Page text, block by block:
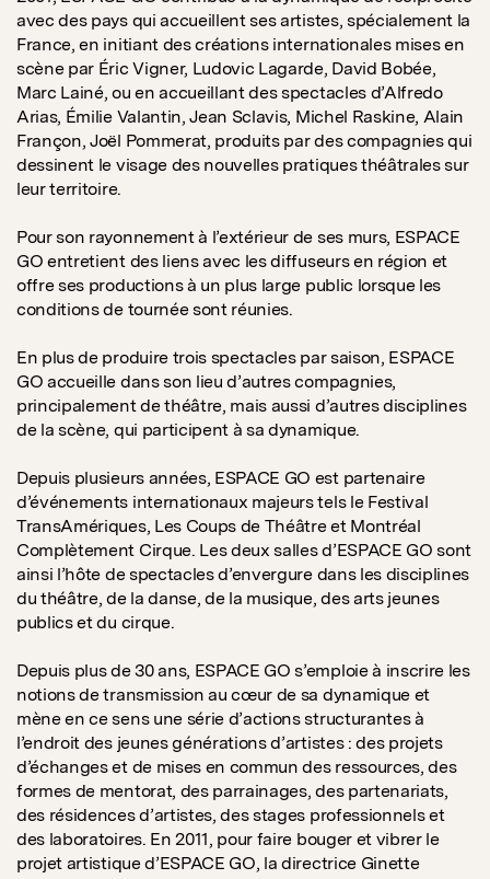
avec des pays qui accueillent ses artistes, spécialement la
France, en initiant des créations internationales mises en
scène par Éric Vigner, Ludovic Lagarde, David Bobée,
Marc Lainé, ou en accueillant des spectacles d’Alfredo
Arias, Émilie Valantin, Jean Sclavis, Michel Raskine, Alain
Françon, Joël Pommerat, produits par des compagnies qui
dessinent le visage des nouvelles pratiques théâtrales sur
leur territoire.
Pour son rayonnement à l’extérieur de ses murs, ESPACE
GO entretient des liens avec les diffuseurs en région et
offre ses productions à un plus large public lorsque les
conditions de tournée sont réunies.
En plus de produire trois spectacles par saison, ESPACE
GO accueille dans son lieu d’autres compagnies,
principalement de théâtre, mais aussi d’autres disciplines
de la scène, qui participent à sa dynamique.
Depuis plusieurs années, ESPACE GO est partenaire
d’événements internationaux majeurs tels le Festival
TransAmériques, Les Coups de Théâtre et Montréal
Complètement Cirque. Les deux salles d’ESPACE GO sont
ainsi l’hôte de spectacles d’envergure dans les disciplines
du théâtre, de la danse, de la musique, des arts jeunes
publics et du cirque.
Depuis plus de 30 ans, ESPACE GO s’emploie à inscrire les
notions de transmission au cœur de sa dynamique et
mène en ce sens une série d’actions structurantes à
l’endroit des jeunes générations d’artistes : des projets
d’échanges et de mises en commun des ressources, des
formes de mentorat, des parrainages, des partenariats,
des résidences d’artistes, des stages professionnels et
des laboratoires. En 2011, pour faire bouger et vibrer le
projet artistique d’ESPACE GO, la directrice Ginette